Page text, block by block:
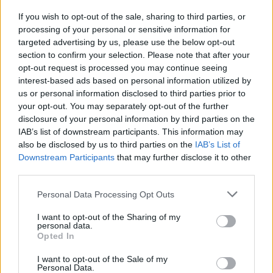
If you wish to opt-out of the sale, sharing to third parties, or
processing of your personal or sensitive information for
targeted advertising by us, please use the below opt-out
section to confirm your selection. Please note that after your
opt-out request is processed you may continue seeing
interest-based ads based on personal information utilized by
us or personal information disclosed to third parties prior to
your opt-out. You may separately opt-out of the further
disclosure of your personal information by third parties on the
IAB’s list of downstream participants. This information may
also be disclosed by us to third parties on the IAB’s List of
Downstream Participants that may further disclose it to other
Please note that this website/app uses one or more Google
not limited to your visit or usage behaviour. You may click to
grant or deny consent to Google and its third-party tags to
use your data for below specified purposes in below Google
consent section.
Personal Data Processing Opt Outs
I want to opt-out of the Sharing of my
personal data.
Opted In
I want to opt-out of the Sale of my
Personal Data.
che lo scambio si sia concluso. Questo caso va ad
aggiungersi alla lista di avvenimenti che
comportano l’interruzione del gioco e la
ripetizione del punto. Le altre interruzioni
possono essere causate dalla pallina che cade
dalla tasca del pantaloncino o dalcappellino
vola via.
Siamo giunti alla regola piùbizzarrae
volée sul volatile
tennista colpisce involontariamente un uccello
in volo. È il caso di
Australian Open, ha colpito e ucciso sul colpo